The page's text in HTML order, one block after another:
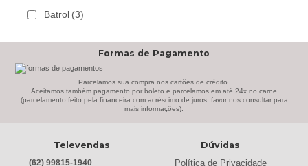
Batrol (3)
Bem Estar Clima (2)
Bem Estar Estofados (3)
Bertolini (2)
Formas de Pagamento
Parcelamos sua compra nos cartões de crédito.
Aceitamos também pagamento por boleto e parcelamos em até 24x no carne
(parcelamento feito pela financeira com acréscimo de juros, favor nos consultar para
mais informações).
Televendas
(62) 99815-1940
Dúvidas
Política de Privacidade